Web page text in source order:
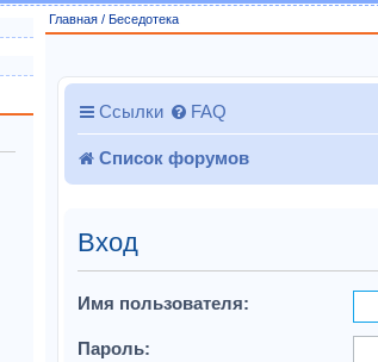
Главная/ Беседотека
Ссылки FAQ
Список форумов
Вход
Имя пользователя:
Пароль: